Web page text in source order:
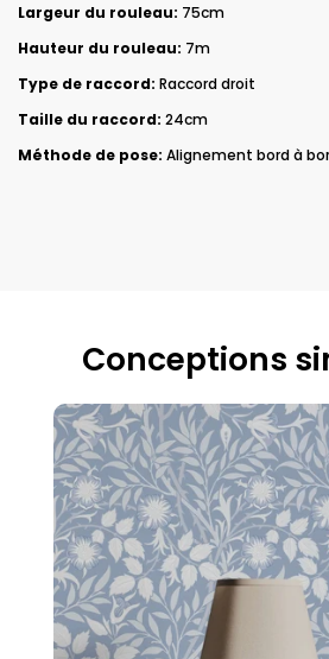
Largeur du rouleau: 75cm
Hauteur du rouleau: 7m
Type de raccord: Raccord droit
Taille du raccord: 24cm
Méthode de pose: Alignement bord à
Conceptions